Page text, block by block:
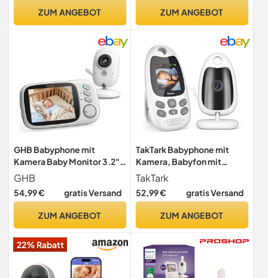
300 Meter Reichweite
ZUM ANGEBOT ZUM ANGEBOT
GHB Babyphone mit
Kamera Baby Monitor 3.2"
LCD Nachtsicht VOX Modus
Gegensprechfunktion und
Schlaflieder drinnen
GHB
54,99 € gratis Versand
ZUM ANGEBOT
TakTark Babyphone mit
Kamera, Babyfon mit
Kamera 2'' Video Baby
Monitor, Kamera und Audio
Babyphone mit VOX
Gegensprechfunktion,
Temperaturüberwachung
TakTark
52,99 € gratis Versand
ZUM ANGEBOT
22% Rabatt